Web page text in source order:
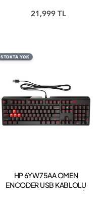
FREEDOS 15.6'' FHD
TAŞINABİLİR BİLGİSAYAR
21,999 TL
STOKTA YOK
HP 6YW75AA OMEN
ENCODER USB KABLOLU